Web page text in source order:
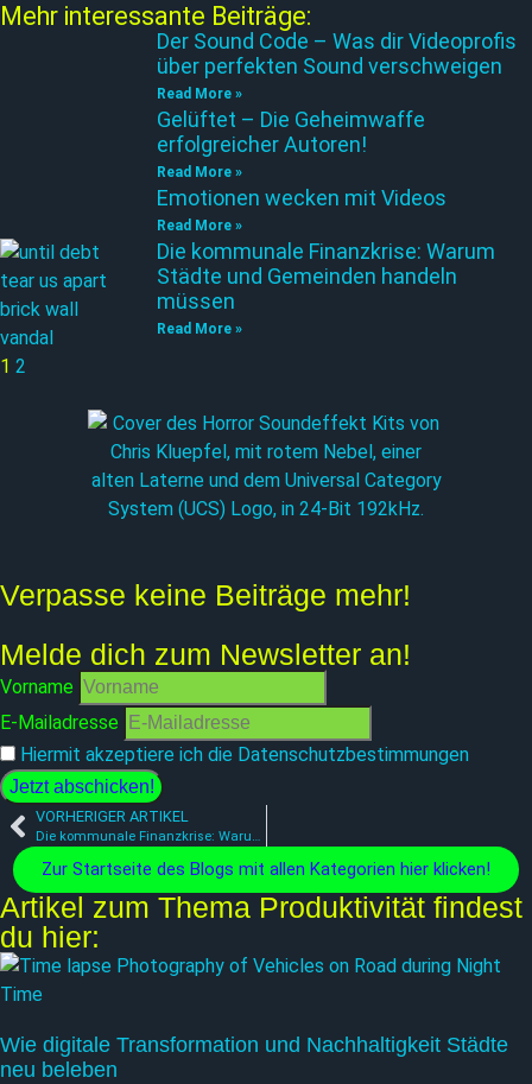
Mehr interessante Beiträge:
Der Sound Code – Was dir Videoprofis
über perfekten Sound verschweigen
Read More »
Gelüftet – Die Geheimwaffe
erfolgreicher Autoren!
Read More »
Emotionen wecken mit Videos
Read More »
Die kommunale Finanzkrise: Warum
Städte und Gemeinden handeln
müssen
Read More »
1 2
Verpasse keine Beiträge mehr!
Melde dich zum Newsletter an!
Vorname
E-Mailadresse
Hiermit akzeptiere ich die Datenschutzbestimmungen
VORHERIGER ARTIKEL
Die kommunale Finanzkrise: Warum Städte und Gemeinden handeln müssen
Zur Startseite des Blogs mit allen Kategorien hier klicken!
Artikel zum Thema Produktivität findest
du hier:
Wie digitale Transformation und Nachhaltigkeit Städte
neu beleben